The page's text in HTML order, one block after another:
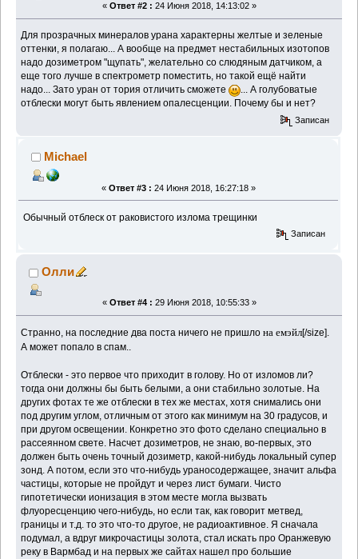
« Ответ #2 : 24 Июня 2018, 14:13:02 »
Для прозрачных минералов урана характерны желтые и зеленые
оттенки, я полагаю... А вообще на предмет нестабильных изотопов
надо дозиметром "щупать", желательно со слюдяным датчиком, а
еще того лучше в спектрометр поместить, но такой ещё найти
надо... Зато уран от тория отличить сможете
... А голубоватые
отблески могут быть явлением опалесценции. Почему бы и нет?
Записан
Michael
« Ответ #3 : 24 Июня 2018, 16:27:18 »
Обычный отблеск от раковистого излома трещинки
Записан
Олли
« Ответ #4 : 29 Июня 2018, 10:55:33 »
Странно, на последние два поста ничего не пришлона емэйл[/size].
А может попало в спам..
Отблески - это первое что приходит в голову. Но от изломов ли?
тогда они должны бы быть белыми, а они стабильно золотые. На
других фотах те же отблески в тех же местах, хотя снимались они
под другим углом, отличным от этого как минимум на 30 градусов, и
при другом освещении. Конкретно это фото сделано специально в
рассеянном свете. Насчет дозиметров, не знаю, во-первых, это
должен быть очень точный дозиметр, какой-нибудь локальный супер
зонд. А потом, если это что-нибудь ураносодержащее, значит альфа
частицы, которые не пройдут и через лист бумаги. Чисто
гипотетически ионизация в этом месте могла вызвать
флуоресценцию чего-нибудь, но если так, как говорит метвед,
границы и т.д. то это что-то другое, не радиоактивное. Я сначала
подумал, а вдруг микрочастицы золота, стал искать про Оранжевую
реку в Вармбад и на первых же сайтах нашел про большие